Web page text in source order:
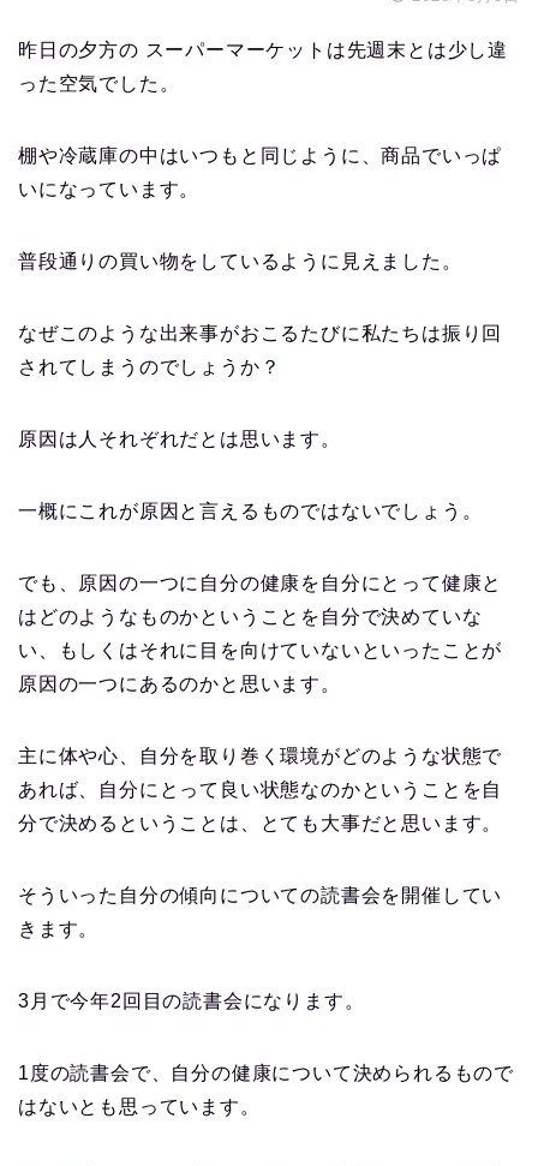
昨日の夕方の スーパーマーケットは先週末とは少し違
った空気でした。
棚や冷蔵庫の中はいつもと同じように、商品でいっぱ
いになっています。
普段通りの買い物をしているように見えました。
なぜこのような出来事がおこるたびに私たちは振り回
されてしまうのでしょうか？
原因は人それぞれだとは思います。
一概にこれが原因と言えるものではないでしょう。
でも、原因の一つに自分の健康を自分にとって健康と
はどのようなものかということを自分で決めていな
い、もしくはそれに目を向けていないといったことが
原因の一つにあるのかと思います。
主に体や心、自分を取り巻く環境がどのような状態で
あれば、自分にとって良い状態なのかということを自
分で決めるということは、とても大事だと思います。
そういった自分の傾向についての読書会を開催してい
きます。
3月で今年2回目の読書会になります。
1度の読書会で、自分の健康について決められるもので
はないとも思っています。